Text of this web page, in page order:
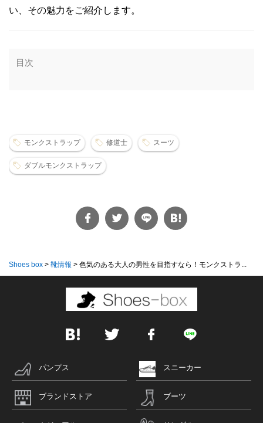
い、その魅力をご紹介します。
目次
モンクストラップ 修道士 スーツ
ダブルモンクストラップ
Shoes box > 靴情報 > 色気のある大人の男性を目指すなら！モンクストラ...
パンプス スニーカー
ブランドストア ブーツ